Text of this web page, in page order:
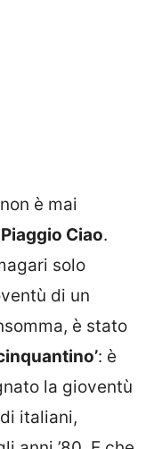
è mai
Piaggio Ciao.
solo
di un
è stato
: è
la gioventù
italiani,